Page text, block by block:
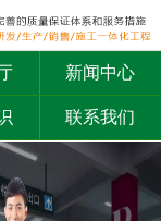
新闻中心
联系我们